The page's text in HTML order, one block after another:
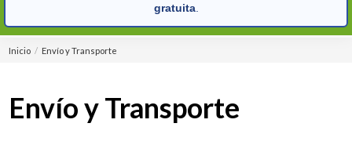
gratuita.
Inicio Envío y Transporte
Envío y Transporte